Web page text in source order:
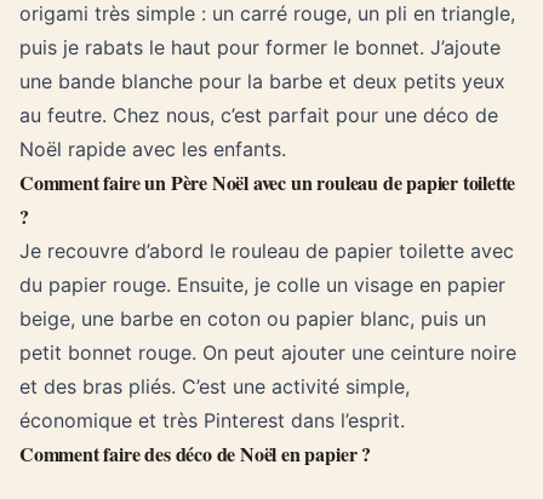
origami très simple : un carré rouge, un pli en triangle,
puis je rabats le haut pour former le bonnet. J’ajoute
une bande blanche pour la barbe et deux petits yeux
au feutre. Chez nous, c’est parfait pour une déco de
Noël rapide avec les enfants.
Comment faire un Père Noël avec un rouleau de papier toilette
?
Je recouvre d’abord le rouleau de papier toilette avec
du papier rouge. Ensuite, je colle un visage en papier
beige, une barbe en coton ou papier blanc, puis un
petit bonnet rouge. On peut ajouter une ceinture noire
et des bras pliés. C’est une activité simple,
économique et très Pinterest dans l’esprit.
Comment faire des déco de Noël en papier ?